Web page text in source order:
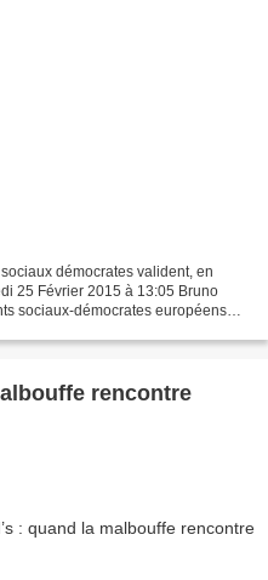
démocrates valident, en
25 Février 2015 à 13:05 Bruno
sociaux-démocrates européens
rencontre